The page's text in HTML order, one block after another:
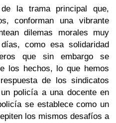
la trama principal que,
conforman una vibrante
dilemas morales muy
como esa solidaridad
que sin embargo se
los hechos, lo que hemos
de los sindicatos
policía a una docente en
se establece como un
los mismos desafíos a